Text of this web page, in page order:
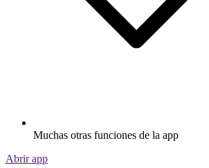
Muchas otras funciones de la app
Abrir app